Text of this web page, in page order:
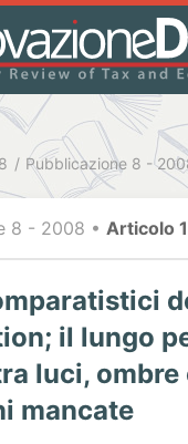
Pubblicazione 8 -
8 - 2008 • Articolo
il lungo
luci, ombre
mancate